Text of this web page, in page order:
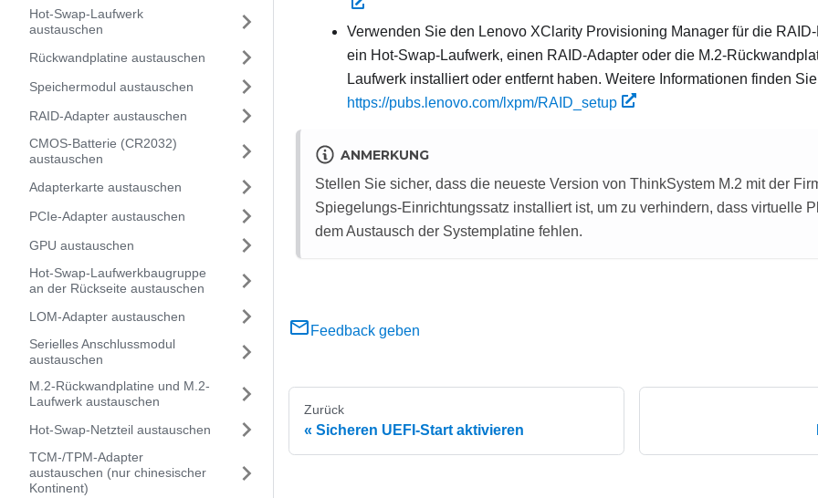
Hot-Swap-Laufwerk
austauschen
Rückwandplatine austauschen
Speichermodul austauschen
RAID-Adapter austauschen
CMOS-Batterie (CR2032)
austauschen
Adapterkarte austauschen
PCIe-Adapter austauschen
GPU austauschen
Hot-Swap-Laufwerkbaugruppe
an der Rückseite austauschen
LOM-Adapter austauschen
Serielles Anschlussmodul
austauschen
M.2-Rückwandplatine und M.2-
Laufwerk austauschen
Hot-Swap-Netzteil austauschen
TCM‑/TPM-Adapter
austauschen (nur chinesischer
Kontinent)
Verwenden Sie den Lenovo XClarity Provisioning Manager für die
ein Hot-Swap-Laufwerk, einen RAID-Adapter oder die M.2-
Laufwerk installiert oder entfernt haben. Weitere Informationen finden
https://pubs.lenovo.com/lxpm/RAID_setup
ANMERKUNG
Stellen Sie sicher, dass die neueste Version von ThinkSystem M.2 mit der
Spiegelungs-Einrichtungssatz installiert ist, um zu verhindern, dass virtuelle
dem Austausch der Systemplatine fehlen.
Feedback geben
Zurück
Sicheren UEFI-Start aktivieren